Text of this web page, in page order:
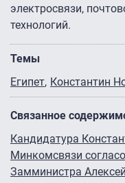
электросвязи,
технологий.
Темы
Египет Константин
Связанное
Кандидатура
Минкомсвязи
Замминистра